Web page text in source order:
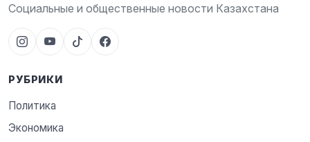
Социальные и общественные новости Казахстана
РУБРИКИ
Политика
Экономика